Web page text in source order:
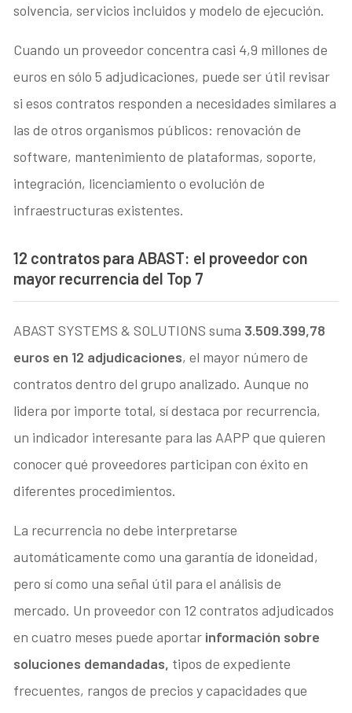
solvencia, servicios incluidos y modelo de ejecución.
Cuando un proveedor concentra casi 4,9 millones de
euros en sólo 5 adjudicaciones, puede ser útil revisar
si esos contratos responden a necesidades similares a
las de otros organismos públicos: renovación de
software, mantenimiento de plataformas, soporte,
integración, licenciamiento o evolución de
infraestructuras existentes.
12 contratos para ABAST: el proveedor con
mayor recurrencia del Top 7
ABAST SYSTEMS & SOLUTIONS suma 3.509.399,78
euros en 12 adjudicaciones, el mayor número de
contratos dentro del grupo analizado. Aunque no
lidera por importe total, sí destaca por recurrencia,
un indicador interesante para las AAPP que quieren
conocer qué proveedores participan con éxito en
diferentes procedimientos.
La recurrencia no debe interpretarse
automáticamente como una garantía de idoneidad,
pero sí como una señal útil para el análisis de
mercado. Un proveedor con 12 contratos adjudicados
en cuatro meses puede aportar información sobre
soluciones demandadas, tipos de expediente
frecuentes, rangos de precios y capacidades que